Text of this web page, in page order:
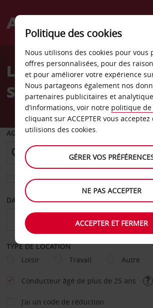
Welcome
AvisLocation de
Sotogrande
AGENCE DE DÉPART
Sélectionnez une autre agence de
DATE DE DÉPART DATE DE
TYPE DE LOCATION
Loisir
Travail Autre
Conducteur âgé de plus de 25 ans
J’ai un code de réduction
Politique des cookies
Nous utilisons des cookies pour vous
offres personnalisées, pour des
et pour améliorer votre expérience
Nous partageons également nos
partenaires publicitaires et
d’informations, voir notre politique de
cliquant sur ACCEPTER vous
utilisions des cookies.
GÉRER VOS
NE PAS ACCEPTER
ACCEPTER ET FERMER